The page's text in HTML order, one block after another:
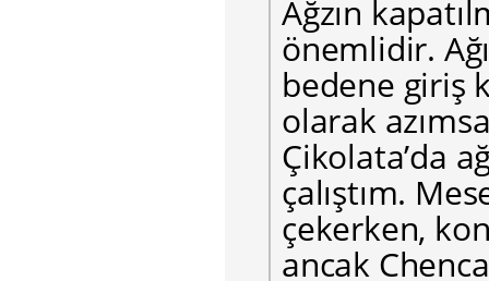
Ağzın
önemlidir.
bedene giriş
olarak
Çikolata’da
çalıştım.
çekerken,
ancak